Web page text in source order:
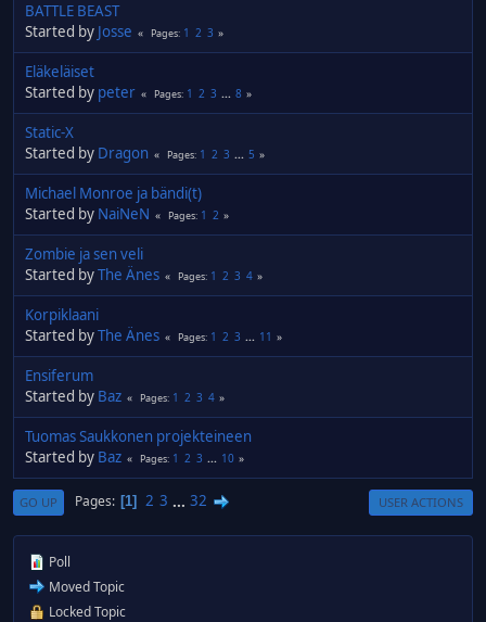
BATTLE BEAST
Started by Josse Pages 1 2 3
Eläkeläiset
Started by peter Pages 1 2 3 ... 8
Static-X
Started by Dragon Pages 1 2 3 ... 5
Michael Monroe ja bändi(t)
Started by NaiNeN Pages 1 2
Zombie ja sen veli
Started byThe Änes Pages 1 2 3 4
Korpiklaani
Started byThe Änes Pages 1 2 3 ... 11
Ensiferum
Started by Baz Pages 1 2 3 4
Tuomas Saukkonen projekteineen
Started by Baz Pages 1 2 3 ... 10
GO UP Pages 1 2 3 ... 32 USER ACTIONS
Poll
Moved Topic
Locked Topic